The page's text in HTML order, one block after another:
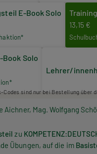
E-Book Solo
13,15 €
Solo
Lehrer/
Codes sind nur bei Bestellung
Aichner, Mag. Wolfgang
zu KOMPETENZ:
Übungen, auf die im